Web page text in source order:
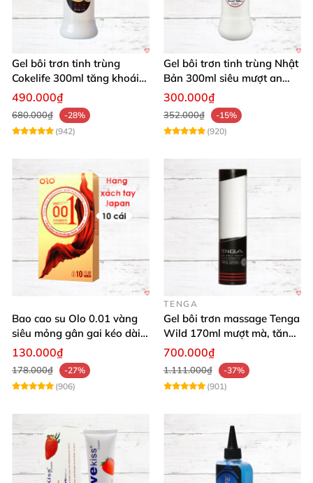
Gel bôi trơn tinh trùng
Cokelife 300ml tăng khoái
cảm, an toàn
490.000₫
680.000₫
-28%
(942)
Gel bôi trơn tinh trùng Nhật
Bản 300ml siêu mượt an
toàn cho yêu
300.000₫
352.000₫
-15%
(920)
Bao cao su Olo 0.01 vàng
siêu mỏng gân gai kéo dài
yêu đỉnh
130.000₫
178.000₫
-27%
(906)
TENGA
Gel bôi trơn massage Tenga
Wild 170ml mượt mà, tăng
khoái cảm
700.000₫
1.111.000₫
-37%
(901)